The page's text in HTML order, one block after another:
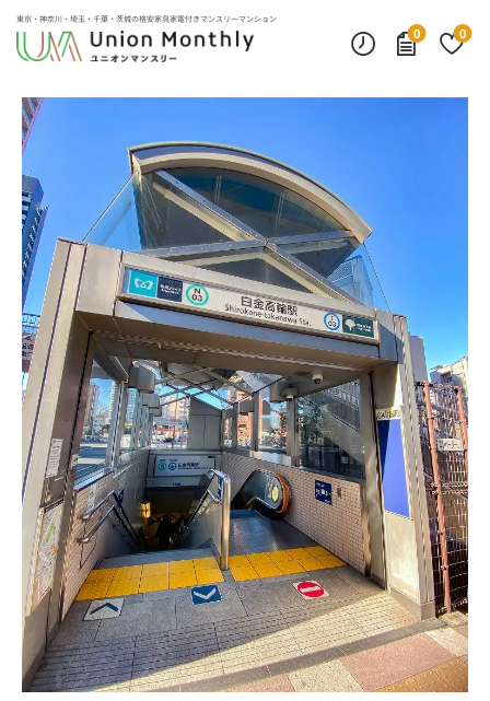
東京・神奈川・埼玉・千葉・茨城の格安家具家電付きマンスリーマンション
0
0